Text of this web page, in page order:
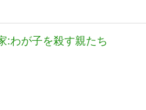
:わが子を殺す親たち